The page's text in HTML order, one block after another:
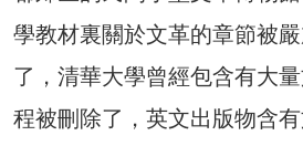
學教材裏關於文革的章節被
了，清華大學曾經包含有大
程被刪除了，英文出版物含